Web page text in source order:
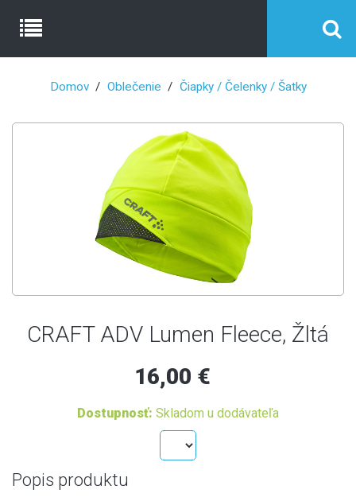
Domov Oblečenie Čiapky / Čelenky / Šatky
CRAFT ADV Lumen Fleece, Žltá
16,00 €
Dostupnosť: Skladom u dodávateľa
Popis produktu